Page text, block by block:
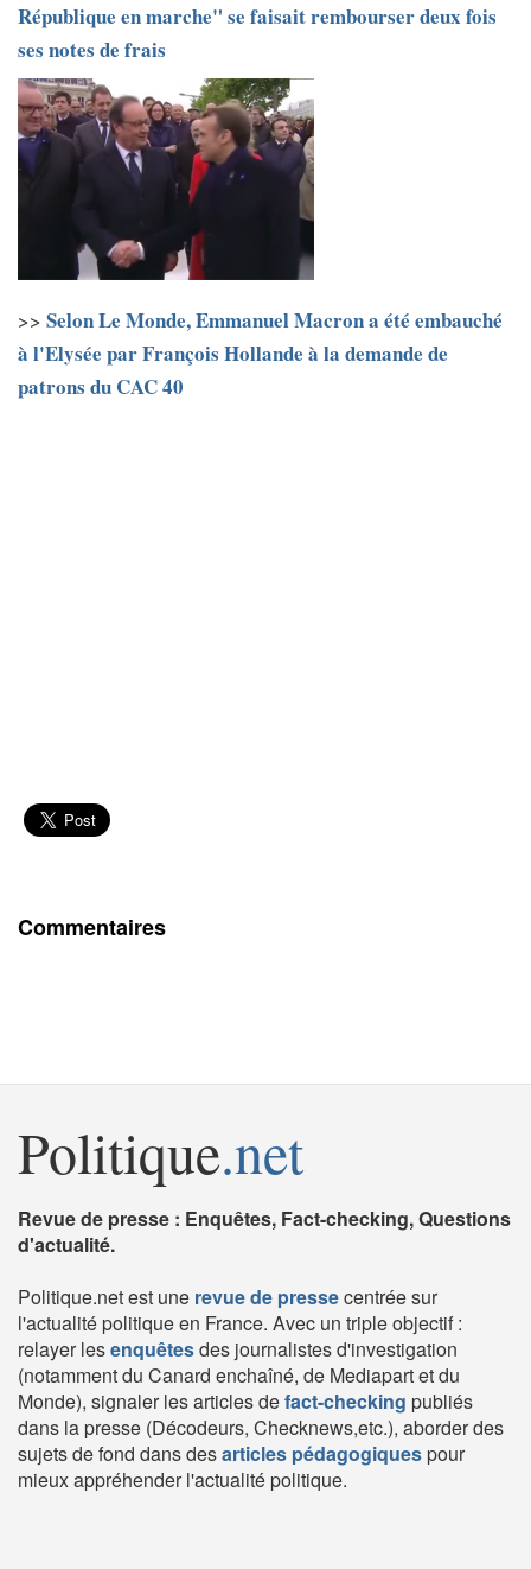
République en marche" se faisait rembourser deux fois
ses notes de frais
>> Selon Le Monde, Emmanuel Macron a été embauché
à l'Elysée par François Hollande à la demande de
patrons du CAC 40
Commentaires
Politique.net
Revue de presse : Enquêtes, Fact-checking, Questions
d'actualité.
Politique.net est une revue de pressecentrée sur
l'actualité politique en France. Avec un triple objectif :
relayer lesenquêtesdes journalistes d'investigation
(notamment du Canard enchaîné, de Mediapart et du
Monde), signaler les articles defact-checking publiés
dans la presse (Décodeurs, Checknews,etc.), aborder des
sujets de fond dans desarticles pédagogiquespour
mieux appréhender l'actualité politique.